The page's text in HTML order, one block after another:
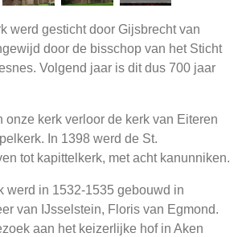
werd gesticht door Gijsbrecht van
door de bisschop van het Sticht
Volgend jaar is dit dus 700 jaar
onze kerk verloor de kerk van Eiteren
In 1398 werd de St.
tot kapittelkerk, met acht kanunniken.
werd in 1532-1535 gebouwd in
van IJsselstein, Floris van Egmond.
aan het keizerlijke hof in Aken